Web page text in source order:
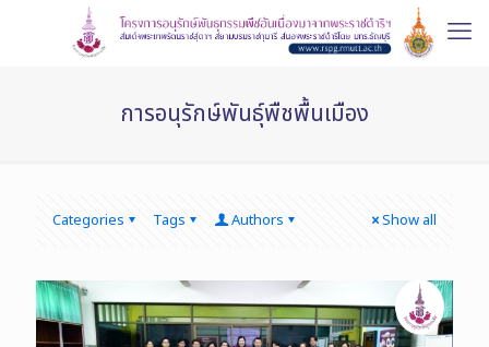
การอนุรักษ์พันธุ์พืชพื้นเมือง
Categories Tags Authors Show all